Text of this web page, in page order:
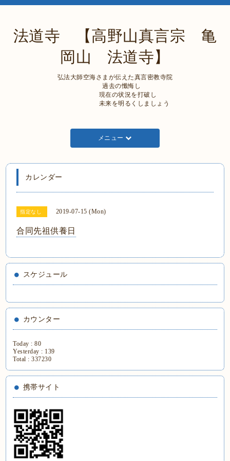
法道寺 【高野山真言宗 亀
岡山 法道寺】
弘法大師空海さまが伝えた真言密教寺院
過去の懺悔し
現在の状況を打破し
未来を明るくしましょう
メニュー
カレンダー
指定なし 2019-07-15 (Mon)
合同先祖供養日
スケジュール
カウンター
Today :80
Yesterday : 139
Total :337230
携帯サイト